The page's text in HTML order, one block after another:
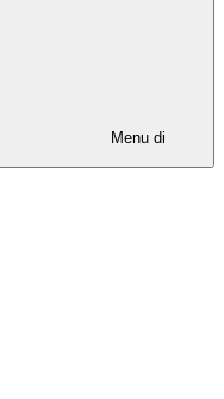
Menu di